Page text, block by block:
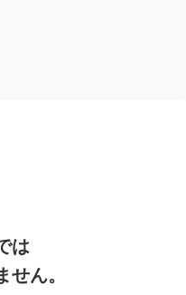
は
ん。